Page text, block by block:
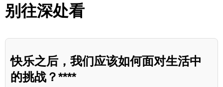
别往深处看
快乐之后，我们应该如何面对生活中
的挑战？****